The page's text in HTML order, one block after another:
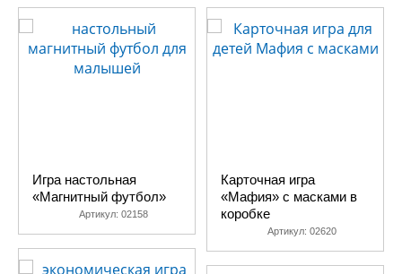
Игра настольная
«Магнитный футбол»
Артикул: 02158
Карточная игра
«Мафия» с масками в
коробке
Артикул: 02620